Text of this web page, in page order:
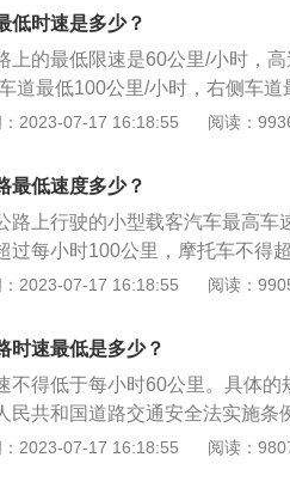
汽车超过4小时未停车休息或者
车在高速公路上行驶低于规定最
安全法实施条例》第七十八条，
得超过每小时120公里，最低车
小型载客汽车最高车速不得超过
速为每小时100公里；同方向有3
110公里，中间车道的最低车速
述车道行驶车速的规定不一致的
法律、法规关于道路通行规定的
那就是违法行为。（除非前方道
）对于违法行为我国法律也做了
定：机动车驾驶人违反道路交通
者二十元以上二百元以下罚款。
扣3分，处二十元以上二百元以下
低时速是多少？
上的最低限速是60公里/小时，
道最低100公里/小时，右侧车
低110公里/小时，中间车道最低
，如果公路上很多车辆以较低的
对进入高速公路的车辆速度进行
能使前后车辆以同样的车速行驶
生的目的。最低车速规定是为了
高速上行驶要严格遵守分道行驶
原则，不得穿行越线、变更车道
2023-07-17 16:18:55 阅读：
最低速度多少？
路上行驶的小型载客汽车最高车
过每小时100公里，摩托车不得
车道的最低车速为每小时100公
低车速为每小时60公里每小时。
规定不一致的，按照道路限速标
2023-07-17 16:18:55 阅读：
时速最低是多少？
不得低于每小时60公里。具体
民共和国道路交通安全法实施
速度，最高车速不得超过每小时
2023-07-17 16:18:55 阅读：